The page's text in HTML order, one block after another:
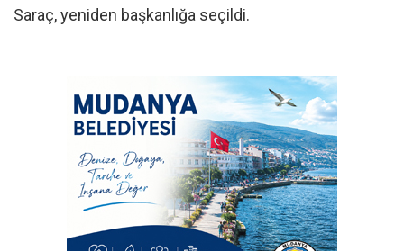
Saraç, yeniden başkanlığa seçildi.